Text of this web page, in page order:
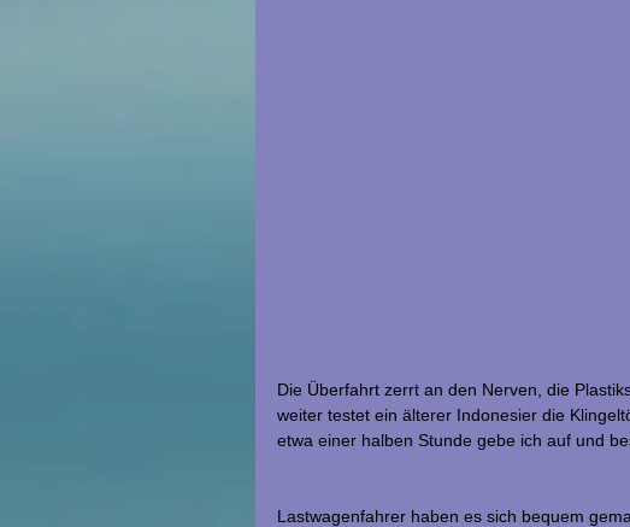
Die Überfahrt zerrt an den Nerven, die
weiter testet ein älterer Indonesier die
etwa einer halben Stunde gebe ich auf und
Lastwagenfahrer haben es sich bequem